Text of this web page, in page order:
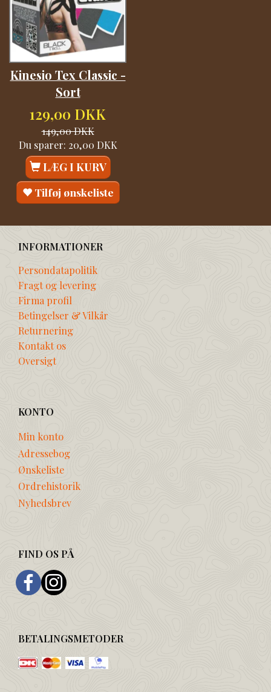
Kinesio Tex Classic -
Sort
129,00 DKK
149,00 DKK
Du sparer: 20,00 DKK
LÆG I KURV
Tilføj ønskeliste
INFORMATIONER
Persondatapolitik
Fragt og levering
Firma profil
Betingelser & Vilkår
Returnering
Kontakt os
Oversigt
KONTO
Min konto
Adressebog
Ønskeliste
Ordrehistorik
Nyhedsbrev
FIND OS PÅ
BETALINGSMETODER